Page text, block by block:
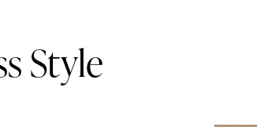
Style